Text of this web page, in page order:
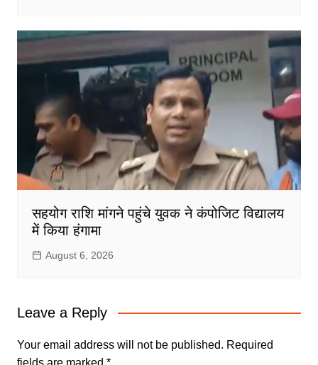
सहयोग राशि मांगने पहुंचे युवक ने कंपोजिट विद्यालय
में किया हंगामा
August 6, 2026
Leave a Reply
Your email address will not be published. Required